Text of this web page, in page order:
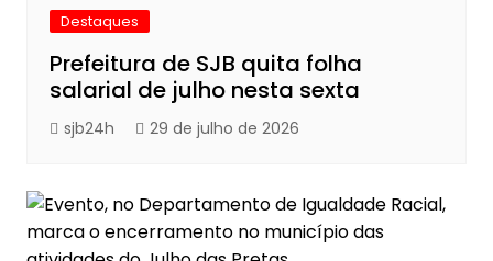
Destaques
Prefeitura de SJB quita folha
salarial de julho nesta sexta
sjb24h 29 de julho de 2026